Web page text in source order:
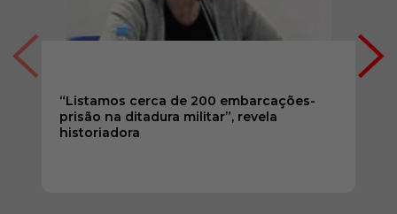
“Listamos cerca de 200 embarcações-
prisão na ditadura militar”, revela
historiadora